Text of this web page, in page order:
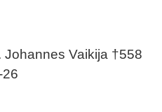
Johannes Vaikija †558
26